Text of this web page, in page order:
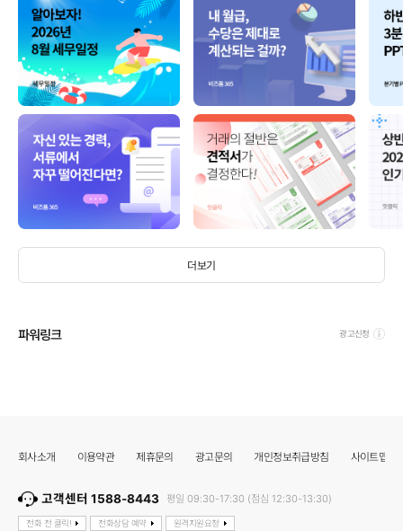
더보기
파워링크 광고신청
회사소개 이용약관 제휴문의 광고문의 개인정보취급방침 사이트맵
고객센터 1588-8443 평일 09:30-17:30 (점심 12:30-13:30)
전화 전 클릭! 전화상담 예약 원격지원요청